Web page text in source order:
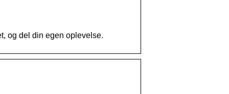
og del din egen oplevelse.